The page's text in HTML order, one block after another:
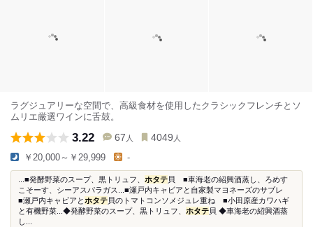
ラグジュアリーな空間で、高級食材を使用したクラシックフレンチとソ
ムリエ厳選ワインに舌鼓。
3.22 67 人 4049 人
￥20,000～￥29,999 -
...■発酵野菜のスープ、黒トリュフ、 ホタテ 貝 ■車海老の紹興酒蒸し、ろめす
こそーす、シーアスパラガス...■瀬戸内キャビアと自家製マヨネーズのサブレ
■瀬戸内キャビアとホタテ 貝のトマトコンソメジュレ重ね ■小田原産カワハギ
と有機野菜...◆発酵野菜のスープ、黒トリュフ、 ホタテ 貝 ◆車海老の紹興酒蒸
し...